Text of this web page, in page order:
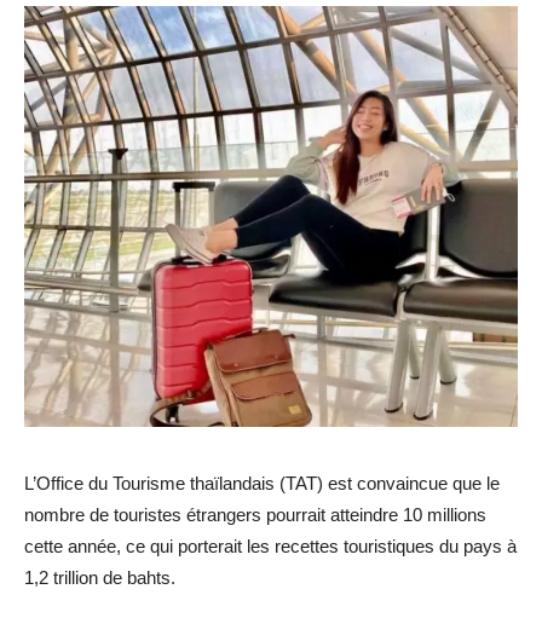
L’Office du Tourisme thaïlandais (TAT) est convaincue que le
nombre de touristes étrangers pourrait atteindre 10 millions
cette année, ce qui porterait les recettes touristiques du pays à
1,2 trillion de bahts.